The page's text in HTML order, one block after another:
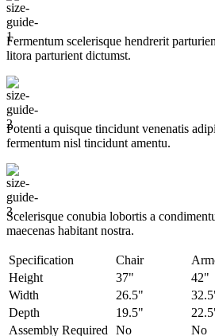
доставкой
по
Крыму
и
Симферополю
Fermentum scelerisque hendrerit
litora parturient dictumst.
Potenti a quisque tincidunt venenatis
fermentum nisl tinciduntamentu.
Scelerisque conubia lobortis a
maecenas habitant nostra.
Specification Chair
Height
37" 42"
Width
26.5"
Depth
19.5"
Assembly Required No No